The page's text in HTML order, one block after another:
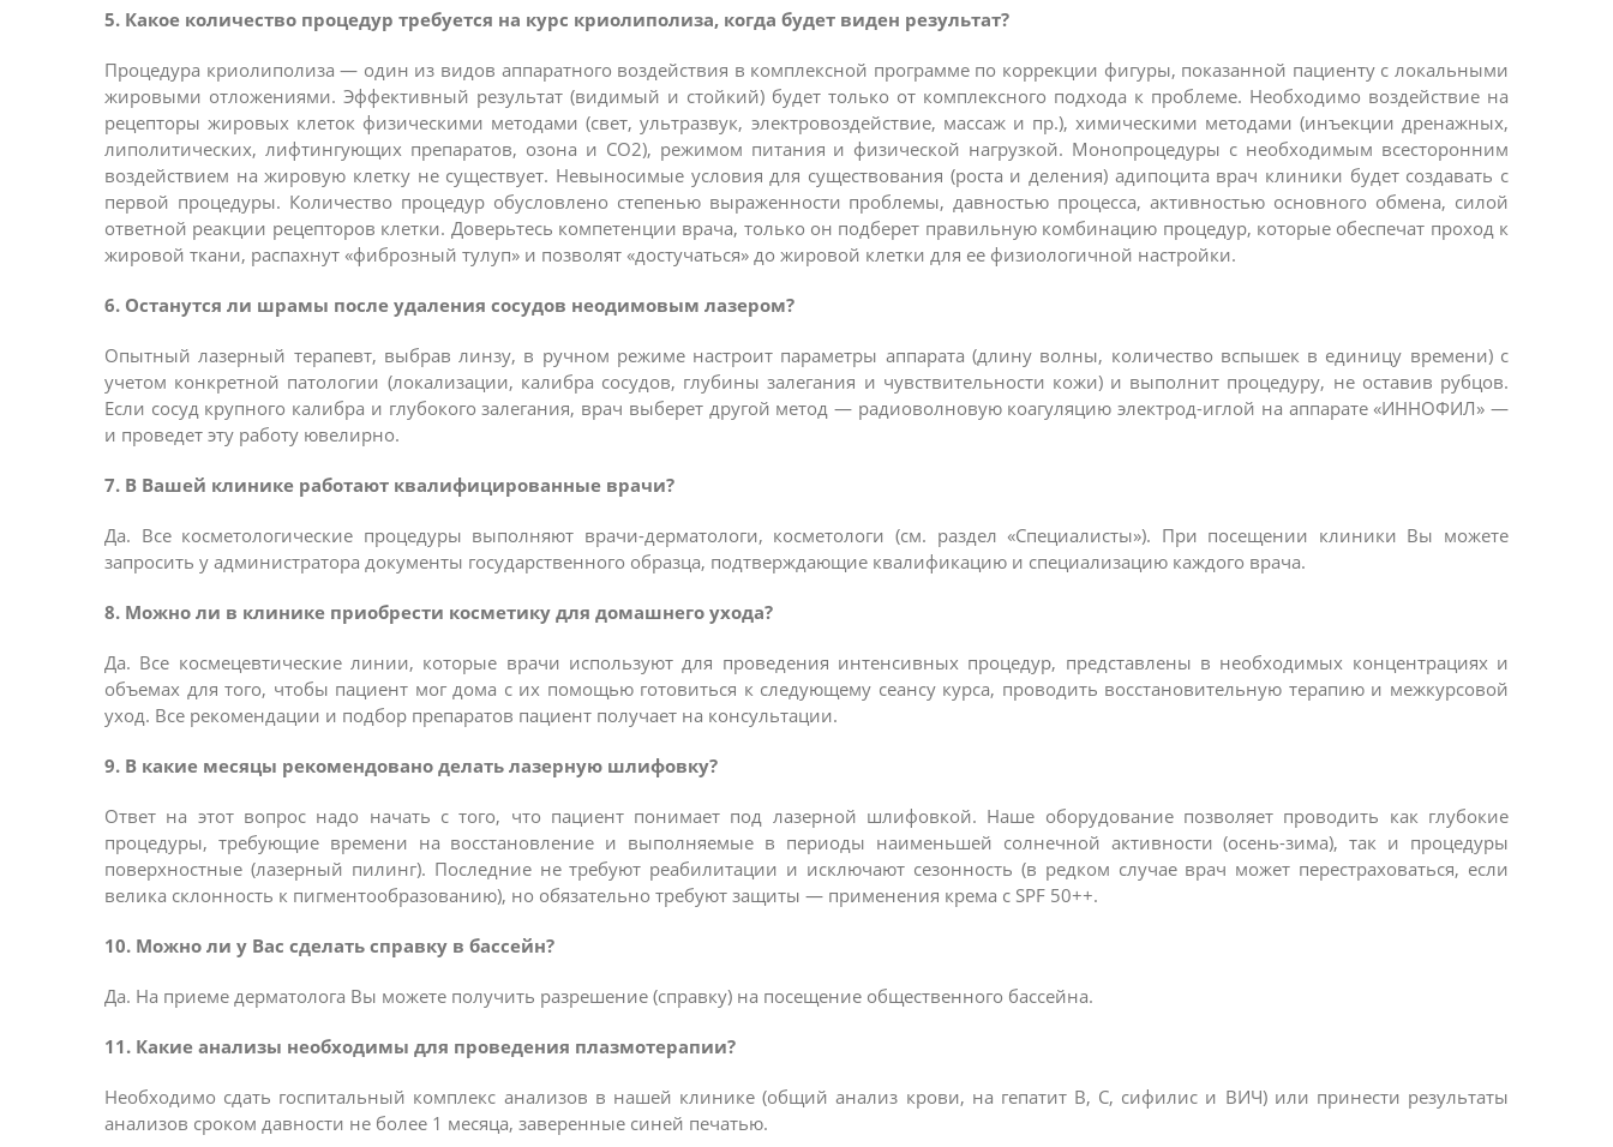
5. Какое количество процедур требуется на курс криолиполиза, когда будет виден результат?
Процедура криолиполиза — один из видов аппаратного воздействия в комплексной программе по коррекции фигуры, показанной пациенту с локальными
жировыми отложениями. Эффективный результат (видимый и стойкий) будет только от комплексного подхода к проблеме. Необходимо воздействие на
рецепторы жировых клеток физическими методами (свет, ультразвук, электровоздействие, массаж и пр.), химическими методами (инъекции дренажных,
липолитических, лифтингующих препаратов, озона и СО2), режимом питания и физической нагрузкой. Монопроцедуры с необходимым всесторонним
воздействием на жировую клетку не существует. Невыносимые условия для существования (роста и деления) адипоцита врач клиники будет создавать с
первой процедуры. Количество процедур обусловлено степенью выраженности проблемы, давностью процесса, активностью основного обмена, силой
ответной реакции рецепторов клетки. Доверьтесь компетенции врача, только он подберет правильную комбинацию процедур, которые обеспечат проход к
жировой ткани, распахнут «фиброзный тулуп» и позволят «достучаться» до жировой клетки для ее физиологичной настройки.
6. Останутся ли шрамы после удаления сосудов неодимовым лазером?
Опытный лазерный терапевт, выбрав линзу, в ручном режиме настроит параметры аппарата (длину волны, количество вспышек в единицу времени) с
учетом конкретной патологии (локализации, калибра сосудов, глубины залегания и чувствительности кожи) и выполнит процедуру, не оставив рубцов.
Если сосуд крупного калибра и глубокого залегания, врач выберет другой метод — радиоволновую коагуляцию электрод-иглой на аппарате «ИННОФИЛ» —
и проведет эту работу ювелирно.
7. В Вашей клинике работают квалифицированные врачи?
Да. Все косметологические процедуры выполняют врачи-дерматологи, косметологи (см. раздел «Специалисты»). При посещении клиники Вы можете
запросить у администратора документы государственного образца, подтверждающие квалификацию и специализацию каждого врача.
8. Можно ли в клинике приобрести косметику для домашнего ухода?
Да. Все космецевтические линии, которые врачи используют для проведения интенсивных процедур, представлены в необходимых концентрациях и
объемах для того, чтобы пациент мог дома с их помощью готовиться к следующему сеансу курса, проводить восстановительную терапию и межкурсовой
уход. Все рекомендации и подбор препаратов пациент получает на консультации.
9. В какие месяцы рекомендовано делать лазерную шлифовку?
Ответ на этот вопрос надо начать с того, что пациент понимает под лазерной шлифовкой. Наше оборудование позволяет проводить как глубокие
процедуры, требующие времени на восстановление и выполняемые в периоды наименьшей солнечной активности (осень-зима), так и процедуры
поверхностные (лазерный пилинг). Последние не требуют реабилитации и исключают сезонность (в редком случае врач может перестраховаться, если
велика склонность к пигментообразованию), но обязательно требуют защиты — применения крема с SPF 50++.
10. Можно ли у Вас сделать справку в бассейн?
Да. На приеме дерматолога Вы можете получить разрешение (справку) на посещение общественного бассейна.
11. Какие анализы необходимы для проведения плазмотерапии?
Необходимо сдать госпитальный комплекс анализов в нашей клинике (общий анализ крови, на гепатит В, С, сифилис и ВИЧ) или принести результаты
анализов сроком давности не более 1 месяца, заверенные синей печатью.